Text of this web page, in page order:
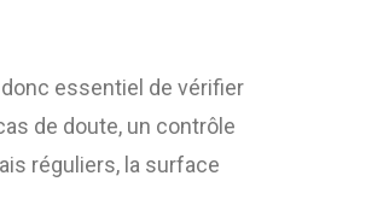
essentiel de vérifier
de doute, un contrôle
réguliers, la surface